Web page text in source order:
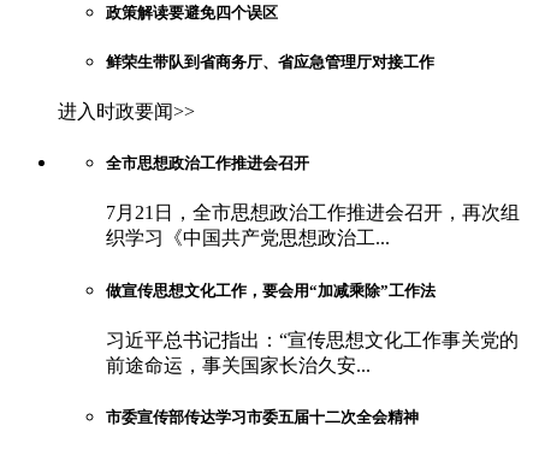
政策解读要避免四个误区
鲜荣生带队到省商务厅、省应急管理厅对接工作
进入时政要闻>>
全市思想政治工作推进会召开
7月21日，全市思想政治工作推进会召开，再次组
织学习《中国共产党思想政治工...
做宣传思想文化工作，要会用“加减乘除”工作法
习近平总书记指出：“宣传思想文化工作事关党的
前途命运，事关国家长治久安...
市委宣传部传达学习市委五届十二次全会精神